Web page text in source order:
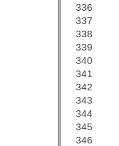
336
337
338
339
340
341
342
343
344
345
346